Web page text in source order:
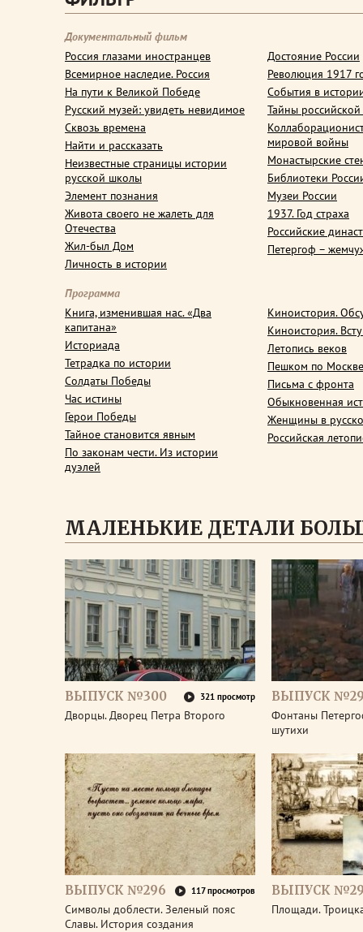
Документальный фильм
Россия глазами иностранцев
Всемирное наследие. Россия
На пути к Великой Победе
Русский музей: увидеть невидимое
Сквозь времена
Найти и рассказать
Неизвестные страницы истории
русской школы
Элемент познания
Живота своего не жалеть для
Отечества
Жил-был Дом
Личность в истории
Достояние России
Революция 1917
События в
Тайны
мировой войны
Монастырские
Библиотеки
Музеи России
1937. Год страха
Российские
Петергоф –
Программа
Книга, изменившая нас. «Два
капитана»
Историада
Тетрадка по истории
Солдаты Победы
Час истины
Герои Победы
Тайное становится явным
По законам чести. Из истории
дуэлей
Киноистория.
Киноистория.
Летопись веков
Пешком по Москве
Письма с фронта
Обыкновенная
Женщины в
Российская
МАЛЕНЬКИЕ ДЕТАЛИ
ВЫПУСК №300 321 просмотр
Дворцы. Дворец Петра Второго
ВЫПУСК
Фонтаны
шутихи
ВЫПУСК №296 117 просмотров
Символы доблести. Зеленый пояс
Славы. История создания
ВЫПУСК
Площади.